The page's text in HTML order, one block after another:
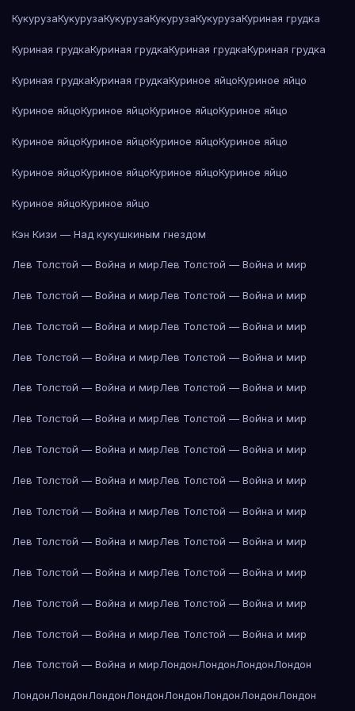
КукурузаКукурузаКукурузаКукурузаКукурузаКуриная грудка
Куриная грудкаКуриная грудкаКуриная грудкаКуриная грудка
Куриная грудкаКуриная грудкаКуриное яйцоКуриное яйцо
Куриное яйцоКуриное яйцоКуриное яйцоКуриное яйцо
Куриное яйцоКуриное яйцоКуриное яйцоКуриное яйцо
Куриное яйцоКуриное яйцоКуриное яйцоКуриное яйцо
Куриное яйцоКуриное яйцо
Кэн Кизи — Над кукушкиным гнездом
Лев Толстой — Война и мирЛев Толстой — Война и мир
Лев Толстой — Война и мирЛев Толстой — Война и мир
Лев Толстой — Война и мирЛев Толстой — Война и мир
Лев Толстой — Война и мирЛев Толстой — Война и мир
Лев Толстой — Война и мирЛев Толстой — Война и мир
Лев Толстой — Война и мирЛев Толстой — Война и мир
Лев Толстой — Война и мирЛев Толстой — Война и мир
Лев Толстой — Война и мирЛев Толстой — Война и мир
Лев Толстой — Война и мирЛев Толстой — Война и мир
Лев Толстой — Война и мирЛев Толстой — Война и мир
Лев Толстой — Война и мирЛев Толстой — Война и мир
Лев Толстой — Война и мирЛев Толстой — Война и мир
Лев Толстой — Война и мирЛев Толстой — Война и мир
Лев Толстой — Война и мирЛондонЛондонЛондонЛондон
ЛондонЛондонЛондонЛондонЛондонЛондонЛондонЛондон